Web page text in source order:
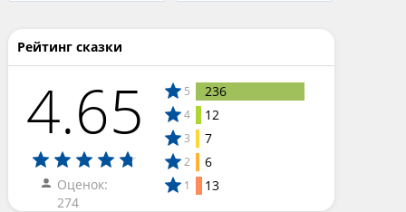
Рейтинг сказки
4.65
Оценок:
274
5 236
4 12
3 7
2 6
1 13